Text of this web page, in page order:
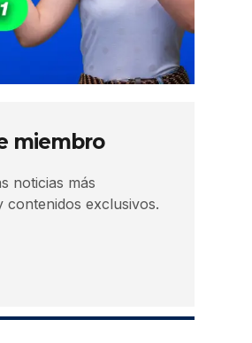
miembro
noticias más
contenidos exclusivos.